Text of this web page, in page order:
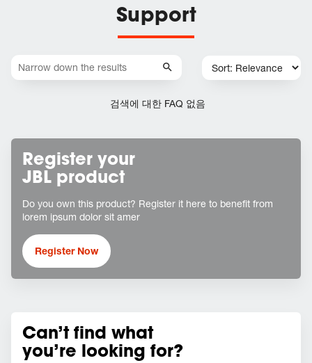
Support
검색에 대한 FAQ 없음
Register your
JBL product
Do you own this product? Register it here to benefit from
lorem ipsum dolor sit amer
Register Now
Can’t find what
you’re looking for?